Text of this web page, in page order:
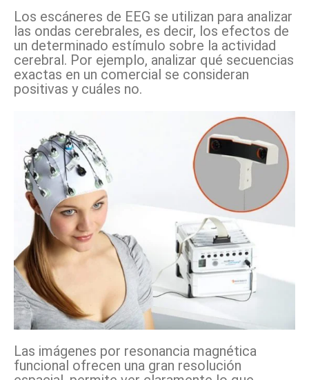
Los escáneres de EEG se utilizan para analizar
las ondas cerebrales, es decir, los efectos de
un determinado estímulo sobre la actividad
cerebral. Por ejemplo, analizar qué secuencias
exactas en un comercial se consideran
positivas y cuáles no.
Las imágenes por resonancia magnética
funcional ofrecen una gran resolución